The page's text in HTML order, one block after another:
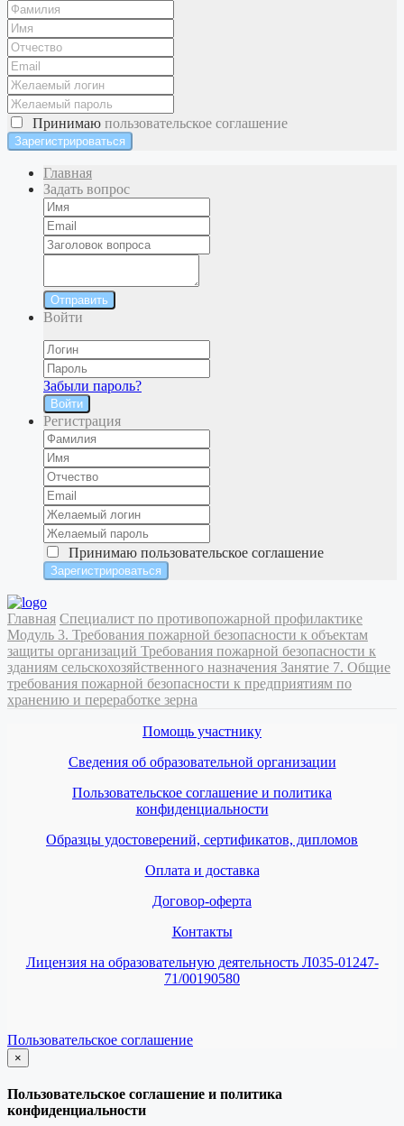
Принимаю пользовательское соглашение
Главная
Задать вопрос
Отправить
Войти
Забыли пароль?
Войти
Регистрация
Принимаю пользовательское соглашение
Главная Специалист по противопожарной профилактике
Модуль 3. Требования пожарной безопасности к объектам
защиты организаций Требования пожарной безопасности к
зданиям сельскохозяйственного назначения Занятие 7. Общие
требования пожарной безопасности к предприятиям по
хранению и переработке зерна
Помощь участнику
Сведения об образовательной организации
Пользовательское соглашение и политика
конфиденциальности
Образцы удостоверений, сертификатов, дипломов
Оплата и доставка
Договор-оферта
Контакты
Лицензия на образовательную деятельность Л035-01247-
71/00190580
Пользовательское соглашение
×
закрыть
Пользовательское соглашение и политика
конфиденциальности